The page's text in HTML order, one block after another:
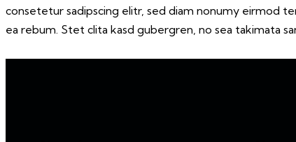
consetetur sadipscing elitr, sed diam nonumy eirmod
ea rebum. Stet clita kasd gubergren, no sea takimata